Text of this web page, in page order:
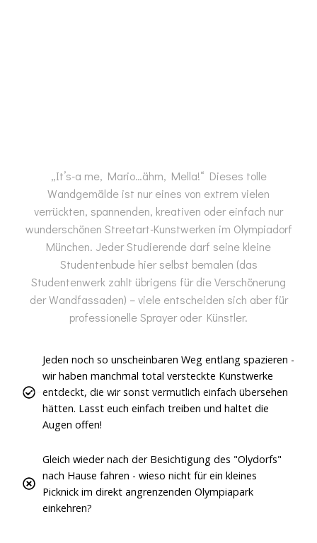
„It’s-a me, Mario…ähm, Mella!“ Dieses tolle
Wandgemälde ist nur eines von extrem vielen
verrückten, spannenden, kreativen oder einfach nur
wunderschönen Streetart-Kunstwerken im Olympiadorf
München. Jeder Studierende darf seine kleine
Studentenbude hier selbst bemalen (das
Studentenwerk zahlt übrigens für die Verschönerung
der Wandfassaden) – viele entscheiden sich aber für
professionelle Sprayer oder Künstler.
Jeden noch so unscheinbaren Weg entlang spazieren -
wir haben manchmal total versteckte Kunstwerke
entdeckt, die wir sonst vermutlich einfach übersehen
hätten. Lasst euch einfach treiben und haltet die
Augen offen!
Gleich wieder nach der Besichtigung des "Olydorfs"
nach Hause fahren - wieso nicht für ein kleines
Picknick im direkt angrenzenden Olympiapark
einkehren?